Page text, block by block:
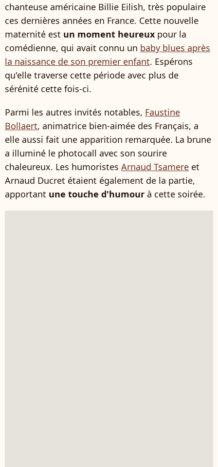
chanteuse américaine Billie Eilish, très populaire
ces dernières années en France. Cette nouvelle
maternité est un moment heureux pour la
comédienne, qui avait connu un baby blues après
la naissance de son premier enfant. Espérons
qu'elle traverse cette période avec plus de
sérénité cette fois-ci.
Parmi les autres invités notables, Faustine
Bollaert, animatrice bien-aimée des Français, a
elle aussi fait une apparition remarquée. La brune
a illuminé le photocall avec son sourire
chaleureux. Les humoristes Arnaud Tsamere et
Arnaud Ducret étaient également de la partie,
apportant une touche d'humour à cette soirée.